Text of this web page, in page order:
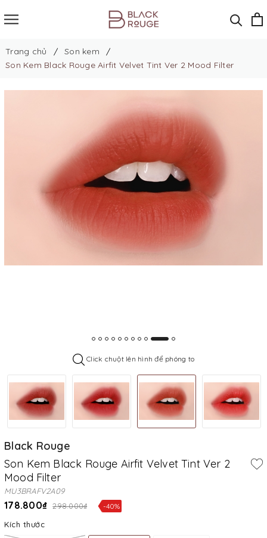
Trang chủ
Son kem
Son Kem Black Rouge Airfit Velvet Tint Ver 2 Mood Filter
Click chuột lên hình để phóng to
Black Rouge
Son Kem Black Rouge Airfit Velvet Tint Ver 2
Mood Filter
MU3BRAFV2A09
178.800₫ 298.000₫ -40%
Kích thước